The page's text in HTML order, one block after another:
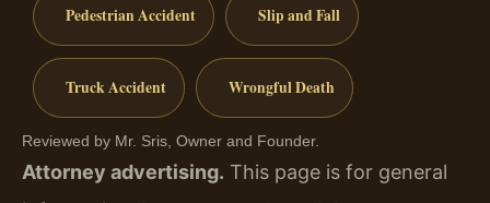
Pedestrian Accident Slip and Fall
Truck Accident Wrongful Death
Reviewed by Mr. Sris, Owner and Founder.
Attorney advertising. This page is for general